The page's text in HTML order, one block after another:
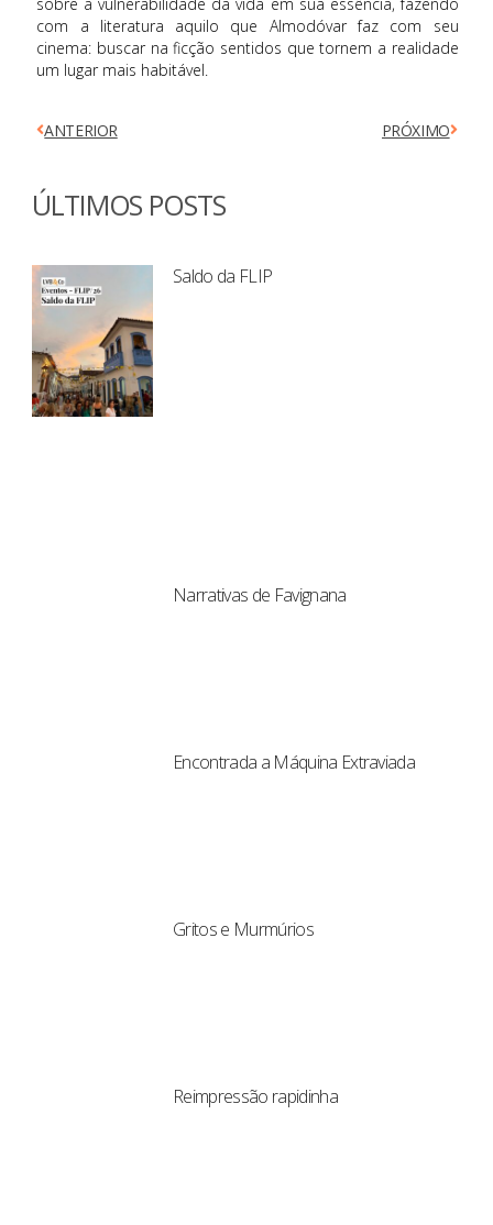
com a literatura aquilo que Almodóvar faz com seu
cinema: buscar na ficção sentidos que tornem a realidade
um lugar mais habitável.
ANTERIOR PRÓXIMO
ÚLTIMOS POSTS
Saldo da FLIP
Narrativas de Favignana
Encontrada a Máquina Extraviada
Gritos e Murmúrios
Reimpressão rapidinha